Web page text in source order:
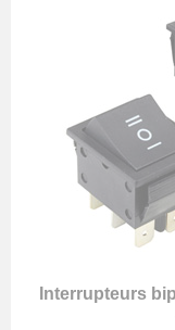
Interrupteurs